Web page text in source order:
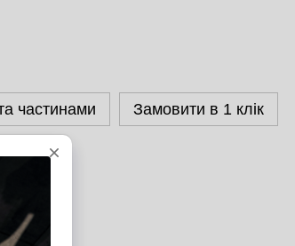
частинами Замовити в 1 клік